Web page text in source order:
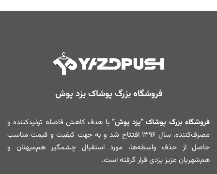
فروشگاه بزرگ پوشاک یزد پوش
فروشگاه بزرگ پوشاک “یزد پوش” با هدف کاهش فاصله تولیدکننده و
مصرف‌کننده، سال ۱۳۹۶ افتتاح شد و به جهت کیفیت و قیمت مناسب
حاصل از حذف واسطه‌ها، مورد استقبال چشمگیر هم‌میهنان و
هم‌شهریان عزیز یزدی قرار گرفته است.